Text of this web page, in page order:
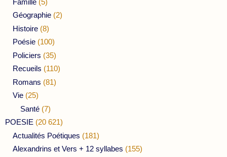
Géographie (2)
Histoire (8)
Poésie (100)
Policiers (35)
Recueils (110)
Romans (81)
Vie (25)
Santé (7)
POESIE (20 621)
Actualités Poétiques (181)
Alexandrins et Vers + 12 syllabes (155)